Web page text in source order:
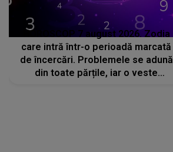
HOROSCOP 7 august 2026. Zodia
care intră într-o perioadă marcată
de încercări. Problemele se adună
din toate părțile, iar o veste